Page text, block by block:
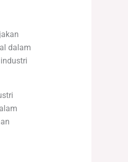
dalam